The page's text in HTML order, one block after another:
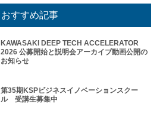
おすすめ記事
KAWASAKI DEEP TECH ACCELERATOR
2026 公募開始と説明会アーカイブ動画公開の
お知らせ
第35期KSPビジネスイノベーションスクー
ル 受講生募集中